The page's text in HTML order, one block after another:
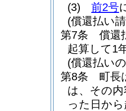
(3)
前2号
(償還払い
第7条
償還
起算して1
(償還払い
第8条
町長
は、その
った日か